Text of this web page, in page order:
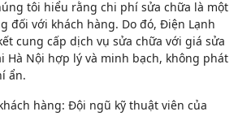
tôi hiểu rằng chi phí sửa chữa là một
đối với khách hàng. Do đó, Điện Lạnh
cung cấp dịch vụ sửa chữa với giá sửa
Hà Nội hợp lý và minh bạch, không phát
ẩn.
hàng: Đội ngũ kỹ thuật viên của